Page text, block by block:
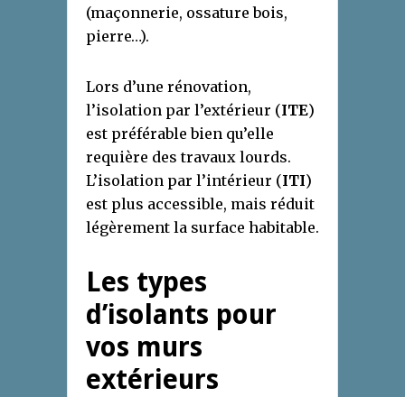
(maçonnerie, ossature bois,
pierre…).
Lors d’une rénovation,
l’isolation par l’extérieur (ITE)
est préférable bien qu’elle
requière des travaux lourds.
L’isolation par l’intérieur (ITI)
est plus accessible, mais réduit
légèrement la surface habitable.
Les types
d’isolants pour
vos murs
extérieurs